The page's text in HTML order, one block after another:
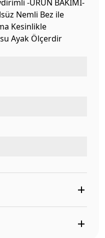
-ÜRÜN BAKIMI-
Nemli Bez ile
Kesinlikle
Ayak Ölçerdir